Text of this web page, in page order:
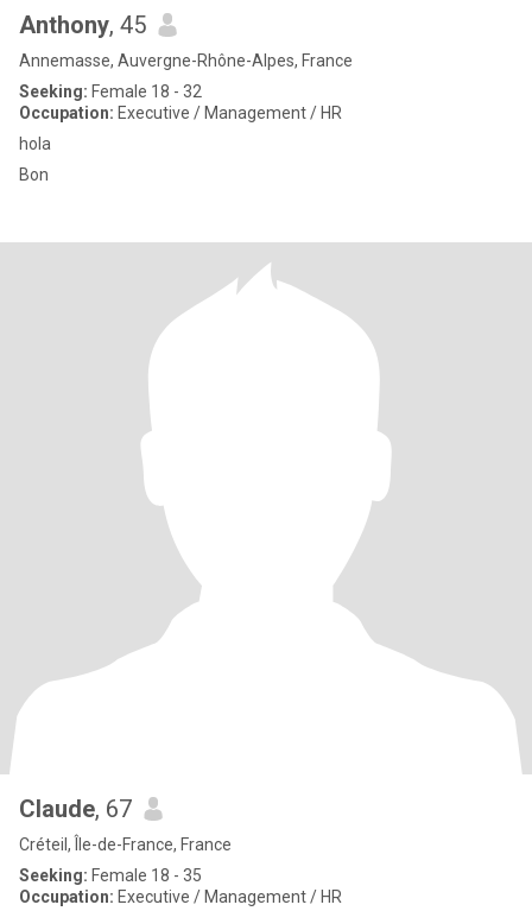
Anthony, 45
Annemasse, Auvergne-Rhône-Alpes, France
Seeking: Female 18 - 32
Occupation: Executive / Management / HR
hola
Bon
Claude, 67
Créteil, Île-de-France, France
Seeking: Female 18 - 35
Occupation: Executive / Management / HR